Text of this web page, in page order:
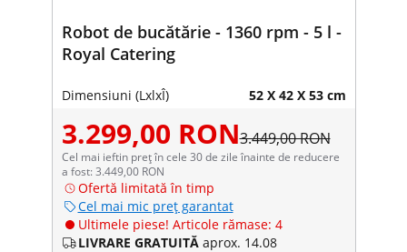
Robot de bucătărie - 1360 rpm - 5 l -
Royal Catering
Dimensiuni (LxlxÎ) 52 X 42 X 53 cm
3.299,00 RON3.449,00 RON
Cel mai ieftin preț în cele 30 de zile înainte de reducere
a fost: 3.449,00 RON
Ofertă limitată în timp
Cel mai mic preț garantat
Ultimele piese! Articole rămase: 4
LIVRARE GRATUITĂ aprox. 14.08